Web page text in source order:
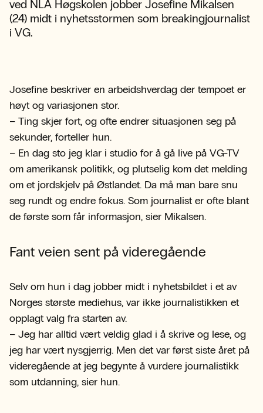
ved NLA Høgskolen jobber Josefine Mikalsen
(24) midt i nyhetsstormen som breakingjournalist
i VG.
Josefine beskriver en arbeidshverdag der tempoet er
høyt og variasjonen stor.
– Ting skjer fort, og ofte endrer situasjonen seg på
sekunder, forteller hun.
– En dag sto jeg klar i studio for å gå live på VG-TV
om amerikansk politikk, og plutselig kom det melding
om et jordskjelv på Østlandet. Da må man bare snu
seg rundt og endre fokus. Som journalist er ofte blant
de første som får informasjon, sier Mikalsen.
Fant veien sent på videregående
Selv om hun i dag jobber midt i nyhetsbildet i et av
Norges største mediehus, var ikke journalistikken et
opplagt valg fra starten av.
– Jeg har alltid vært veldig glad i å skrive og lese, og
jeg har vært nysgjerrig. Men det var først siste året på
videregående at jeg begynte å vurdere journalistikk
som utdanning, sier hun.